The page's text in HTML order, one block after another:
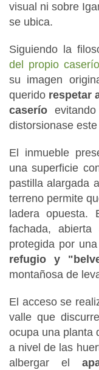
visual ni sobre
se ubica.
Siguiendo la
del propio caserío
su imagen
querido respetar
caserío
distorsionase
El inmueble
una superficie
pastilla alargada
terreno permite
ladera opuesta.
fachada,
protegida por
refugio y
montañosa de
El acceso se
valle que
ocupa una planta
a nivel de las
albergar el